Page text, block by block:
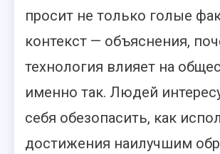
просит не только голые
контекст — объяснения,
технология влияет на
именно так. Людей
себя обезопасить, как
достижения наилучшим